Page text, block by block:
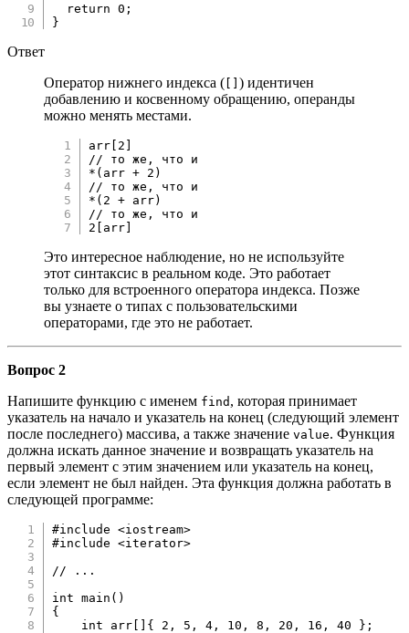
return 0 ;
}
Ответ
Оператор нижнего индекса ( [] ) идентичен
добавлению и косвенному обращению, операнды
можно менять местами.
arr [ 2 ]
// то же, что и
* ( arr + 2 )
// то же, что и
* ( 2 + arr)
// то же, что и
2 [ arr]
Это интересное наблюдение, но не используйте
этот синтаксис в реальном коде. Это работает
только для встроенного оператора индекса. Позже
вы узнаете о типах с пользовательскими
операторами, где это не работает.
Вопрос 2
Напишите функцию с именем find , которая принимает
указатель на начало и указатель на конец (следующий элемент
после последнего) массива, а также значение value. Функция
должна искать данное значение и возвращать указатель на
первый элемент с этим значением или указатель на конец,
если элемент не был найден. Эта функция должна работать в
следующей программе:
#include
<iostream>
#include
<iterator>
// ...
int
main ( )
{
int arr [ ] { 2 , 5 , 4 , 10 , 8 , 20 , 16 , 40 } ;